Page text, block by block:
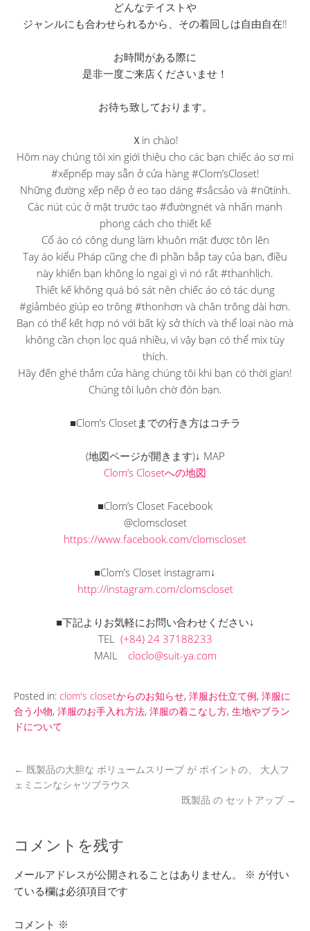
どんなテイストや
ジャンルにも合わせられるから、その着回しは自由自在‼︎
お時間がある際に
是非一度ご来店くださいませ！
お待ち致しております。
Ｘin chào!
Hôm nay chúng tôi xin giới thiệu cho các bạn chiếc áo sơ mi
#xếpnếp may sẵn ở cửa hàng #Clom’sCloset!
Những đường xếp nếp ở eo tạo dáng #sắcsảo và #nữtính.
Các nút cúc ở mặt trước tạo #đườngnét và nhấn mạnh
phong cách cho thiết kế
Cổ áo có công dụng làm khuôn mặt được tôn lên
Tay áo kiểu Pháp cũng che đi phần bắp tay của bạn, điều
này khiến bạn không lo ngại gì vì nó rất #thanhlịch.
Thiết kế không quá bó sát nên chiếc áo có tác dụng
#giảmbéo giúp eo trông #thonhơn và chân trông dài hơn.
Bạn có thể kết hợp nó với bất kỳ sở thích và thể loại nào mà
không cần chọn lọc quá nhiều, vì vậy bạn có thể mix tùy
thích.
Hãy đến ghé thắm cửa hàng chúng tôi khi bạn có thời gian!
Chúng tôi luôn chờ đón bạn.
■Clom’s Closetまでの行き方はコチラ
(地図ページが開きます)↓ MAP
Clom’s Closetへの地図
■Clom’s Closet Facebook
@clomscloset
https://www.facebook.com/clomscloset
■Clom’s Closet instagram↓
http://instagram.com/clomscloset
■下記よりお気軽にお問い合わせください↓
TEL (+84) 24 37188233
MAIL cloclo@suit-ya.com
Posted in: clom's closetからのお知らせ, 洋服お仕立て例, 洋服に
合う小物, 洋服のお手入れ方法, 洋服の着こなし方, 生地やブラン
ドについて
← 既製品の大胆な ボリュームスリーブ が ポイントの、 大人フ
ェミニンなシャツブラウス
既製品 の セットアップ →
コメントを残す
メールアドレスが公開されることはありません。 ※ が付い
ている欄は必須項目です
コメント ※